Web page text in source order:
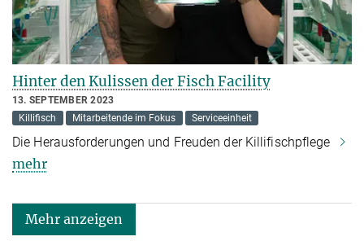
Hinter den Kulissen der Fisch Facility
13. SEPTEMBER 2023
Killifisch
Mitarbeitende im Fokus Serviceeinheit
Die Herausforderungen und Freuden der Killifischpflege
mehr
Mehr anzeigen